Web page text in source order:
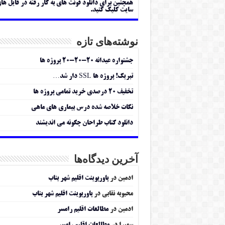
همچنین برای دانلود فونت های به کار رفته در فایل
سایت کلیک کنید.
نوشته‌های تازه
جشنواره عیدانه ۲۰-۲۰-۲۰ پروژه ها
تبریک! پروژه ها SSL دار شد…
تخفیف ۲۰ درصدی خرید تمامی پروژه ها
نکات خلاصه شده درس بیماری های ماهی
دانلود کتاب طراحان چگونه می اندیشند
آخرین دیدگاه‌ها
ادمین درپاورپوینت اقلیم شهر بناب
محبوبه نقابی درپاورپوینت اقلیم شهر بناب
ادمین درمطالعات اقلیم رامسر